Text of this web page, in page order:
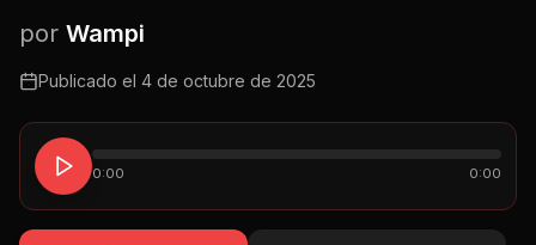
por Wampi
Publicado el 4 de octubre de 2025
0:00 0:00